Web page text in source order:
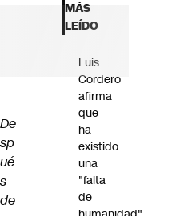
De
sp
ué
s
de
MÁS
LEÍDO
Luis
Cordero
afirma
que
ha
existido
una
"falta
de